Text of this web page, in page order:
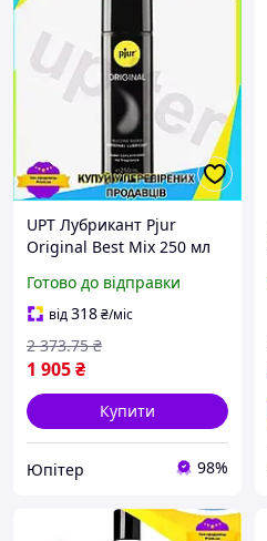
UPT Лубрикант Pjur
Original Best Mix 250 мл
мастило для інтимної
близькості гель UPT66-B
Готово до відправки
від318₴/міс
1 905₴
2 373.75 ₴
Купити
Юпітер 98%